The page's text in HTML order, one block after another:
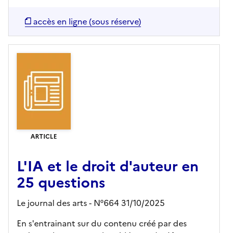
accès en ligne (sous réserve)
ARTICLE
L'IA et le droit d'auteur en
25 questions
Le journal des arts - N°664 31/10/2025
En s'entrainant sur du contenu créé par des